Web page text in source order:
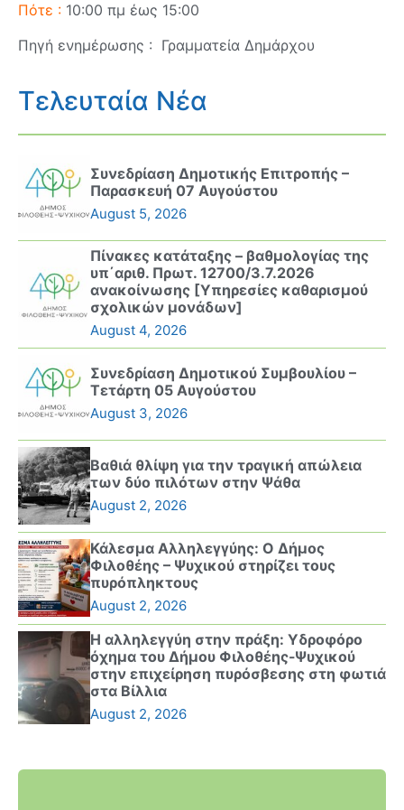
Πότε : 10:00 πμ έως 15:00
Πηγή ενημέρωσης : Γραμματεία Δημάρχου
Τελευταία Νέα
Συνεδρίαση Δημοτικής Επιτροπής –
Παρασκευή 07 Αυγούστου
August 5, 2026
Πίνακες κατάταξης – βαθμολογίας της
υπ΄αριθ. Πρωτ. 12700/3.7.2026
ανακοίνωσης [Υπηρεσίες καθαρισμού
σχολικών μονάδων]
August 4, 2026
Συνεδρίαση Δημοτικού Συμβουλίου –
Τετάρτη 05 Αυγούστου
August 3, 2026
Βαθιά θλίψη για την τραγική απώλεια
των δύο πιλότων στην Ψάθα
August 2, 2026
Κάλεσμα Αλληλεγγύης: Ο Δήμος
Φιλοθέης – Ψυχικού στηρίζει τους
πυρόπληκτους
August 2, 2026
Η αλληλεγγύη στην πράξη: Υδροφόρο
όχημα του Δήμου Φιλοθέης-Ψυχικού
στην επιχείρηση πυρόσβεσης στη φωτιά
στα Βίλλια
August 2, 2026